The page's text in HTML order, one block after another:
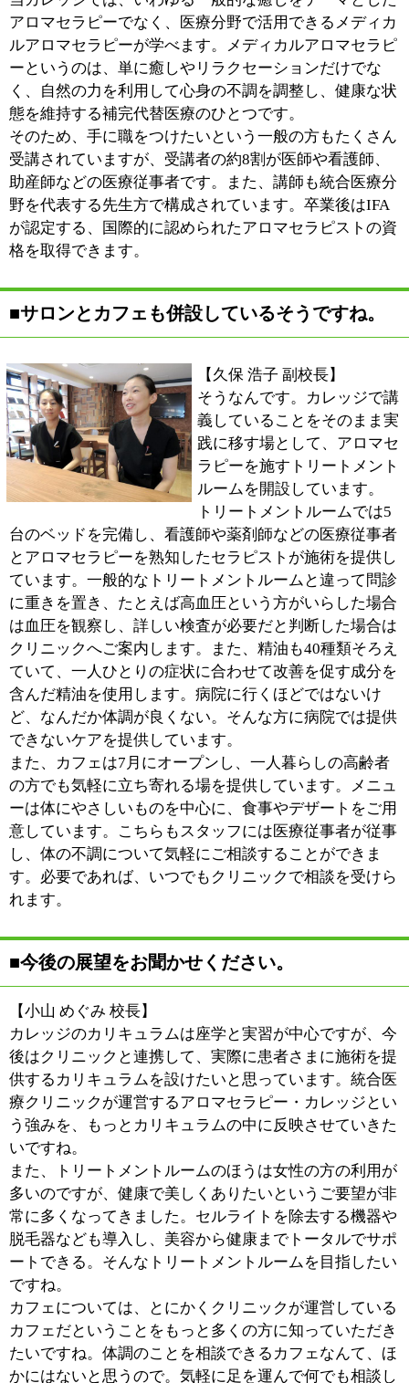
意しています。こちらもスタッフには医療従事者が従事
し、体の不調について気軽にご相談することができま
す。必要であれば、いつでもクリニックで相談を受けら
■今後の展望をお聞かせください。
【小山 めぐみ 校長】
カレッジのカリキュラムは座学と実習が中心ですが、今
後はクリニックと連携して、実際に患者さまに施術を提
供するカリキュラムを設けたいと思っています。統合医
療クリニックが運営するアロマセラピー・カレッジとい
う強みを、もっとカリキュラムの中に反映させていきた
いですね。
また、トリートメントルームのほうは女性の方の利用が
脱毛器なども導入し、美容から健康までトータルでサポ
ートできる。そんなトリートメントルームを目指したい
カフェだということをもっと多くの方に知っていただき
たいですね。体調のことを相談できるカフェなんて、ほ
かにはないと思うので。気軽に足を運んで何でも相談し
ていただきたいと考えています。
■最後に地域の皆様にメッセージをお願いしま
カレッジ、医療、トリートメントルーム、カフェと4つ
の顔をもつ施設ですが、地域のみなさまの健康を守るサ
ポーターとして、お役に立ちたいと思っています。少し
でも体に不安がある方は、ハーブティーでも飲みながら
ゆっくりお話しましょう。アロマの力で改善できること
もありますし、本格的な治療が必要な場合はすぐにクリ
ニックで受診していただけます。
また、カレッジでは医療従事者以外の方の受講も歓迎し
ています。すでに300名以上の方が卒業して、さまざま
な分野で活躍しています。興味のある方は、ぜひお問い
合わせください。メディカルアロマセラピストとして、
当カレッジから新しい一歩を踏み出していただければと
思います。
※上記記事は2013.6に取材したものです。
情報時間の経過による変化などがございます事をご了承
ください。
ジャンル
●フェイシャル・美顔●脱毛●アロマセラピー●
リンパドレナージュ●痩身
TEL : 03-5697-2230
定休日
WEB : http://www.oriental-ac.jp/therapy
営業時間 : 10：00～20：00
駐車場 : 無
このページの先頭へ
江戸川区時間 江東区時間 葛飾区時間
表示： PC| モバイル
© 2013 art blue Inc.